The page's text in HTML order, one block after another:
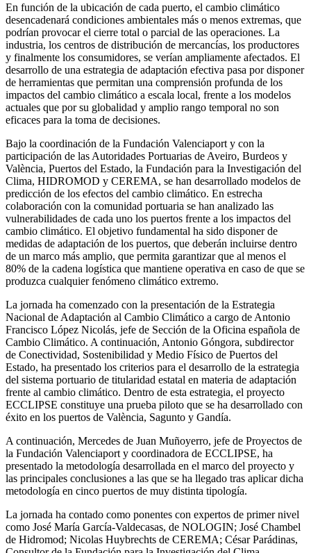
En función de la ubicación de cada puerto, el cambio climático
desencadenará condiciones ambientales más o menos extremas, que
podrían provocar el cierre total o parcial de las operaciones. La
industria, los centros de distribución de mercancías, los productores
y finalmente los consumidores, se verían ampliamente afectados. El
desarrollo de una estrategia de adaptación efectiva pasa por disponer
de herramientas que permitan una comprensión profunda de los
impactos del cambio climático a escala local, frente a los modelos
actuales que por su globalidad y amplio rango temporal no son
eficaces para la toma de decisiones.
Bajo la coordinación de la Fundación Valenciaport y con la
participación de las Autoridades Portuarias de Aveiro, Burdeos y
València, Puertos del Estado, la Fundación para la Investigación del
Clima, HIDROMOD y CEREMA, se han desarrollado modelos de
predicción de los efectos del cambio climático. En estrecha
colaboración con la comunidad portuaria se han analizado las
vulnerabilidades de cada uno los puertos frente a los impactos del
cambio climático. El objetivo fundamental ha sido disponer de
medidas de adaptación de los puertos, que deberán incluirse dentro
de un marco más amplio, que permita garantizar que al menos el
80% de la cadena logística que mantiene operativa en caso de que se
produzca cualquier fenómeno climático extremo.
La jornada ha comenzado con la presentación de la Estrategia
Nacional de Adaptación al Cambio Climático a cargo de Antonio
Francisco López Nicolás, jefe de Sección de la Oficina española de
Cambio Climático. A continuación, Antonio Góngora, subdirector
de Conectividad, Sostenibilidad y Medio Físico de Puertos del
Estado, ha presentado los criterios para el desarrollo de la estrategia
del sistema portuario de titularidad estatal en materia de adaptación
frente al cambio climático. Dentro de esta estrategia, el proyecto
ECCLIPSE constituye una prueba piloto que se ha desarrollado con
éxito en los puertos de València, Sagunto y Gandía.
A continuación, Mercedes de Juan Muñoyerro, jefe de Proyectos de
la Fundación Valenciaport y coordinadora de ECCLIPSE, ha
presentado la metodología desarrollada en el marco del proyecto y
las principales conclusiones a las que se ha llegado tras aplicar dicha
metodología en cinco puertos de muy distinta tipología.
La jornada ha contado como ponentes con expertos de primer nivel
como José María García-Valdecasas, de NOLOGIN; José Chambel
de Hidromod; Nicolas Huybrechts de CEREMA; César Parádinas,